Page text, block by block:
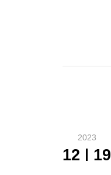
2023
12 19